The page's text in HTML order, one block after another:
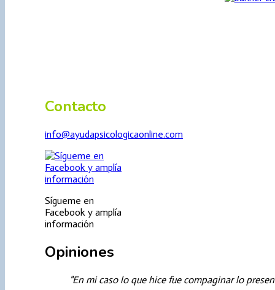
Contacto
info@ayudapsicologicaonline.com
Sígueme en
Facebook y amplía
información
Opiniones
En mi caso lo que hice fue compaginar lo